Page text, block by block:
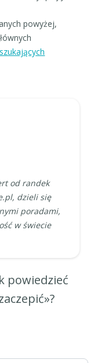
powyżej,
od randek
dzieli się
poradami,
w świecie
powiedzieć